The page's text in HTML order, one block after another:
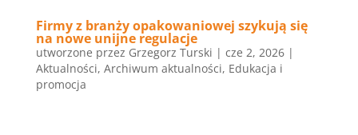
Firmy z branży opakowaniowej szykują się
na nowe unijne regulacje
utworzone przez Grzegorz Turski | cze 2, 2026|
Aktualności, Archiwum aktualności, Edukacja i
promocja